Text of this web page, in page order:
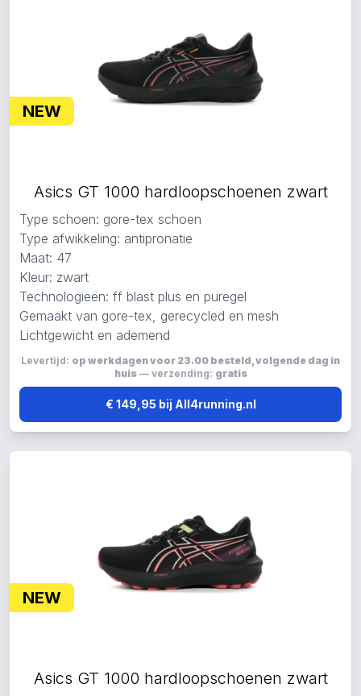
NEW
Asics GT 1000 hardloopschoenen zwart
Type schoen: gore-tex schoen
Type afwikkeling: antipronatie
Maat: 47
Kleur: zwart
Technologieën: ff blast plus en puregel
Gemaakt van gore-tex, gerecycled en mesh
Lichtgewicht en ademend
Levertijd: op werkdagen voor 23.00 besteld, volgende dag in
huis— verzending: gratis
€ 149,95 bij All4running.nl
NEW
Asics GT 1000 hardloopschoenen zwart